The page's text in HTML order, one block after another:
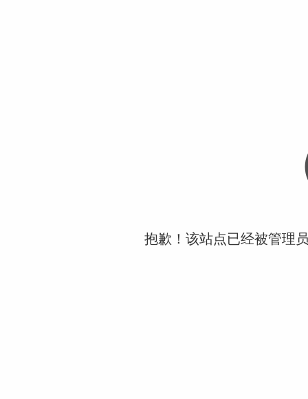
抱歉！该站点已经被管理